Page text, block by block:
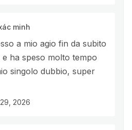
minh
a mio agio fin da subito
e ha speso molto tempo
singolo dubbio, super
2026